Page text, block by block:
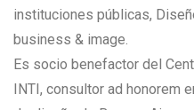
instituciones públicas,
business & image.
Es socio benefactor del
INTI, consultor ad honorem